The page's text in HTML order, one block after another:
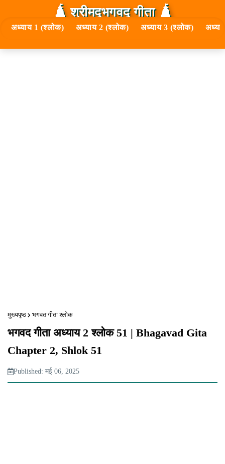
🛕 श्रीमद्‍भगवद्‍ गीता 🛕
अध्याय 1 (श्लोक) अध्याय 2 (श्लोक) अध्याय 3 (श्लोक)
मुख्यपृष्ठ भगवत गीता श्लोक
भगवद गीता अध्याय 2 श्लोक 51 | Bhagavad Gita
Chapter 2, Shlok 51
Published: मई 06, 2025